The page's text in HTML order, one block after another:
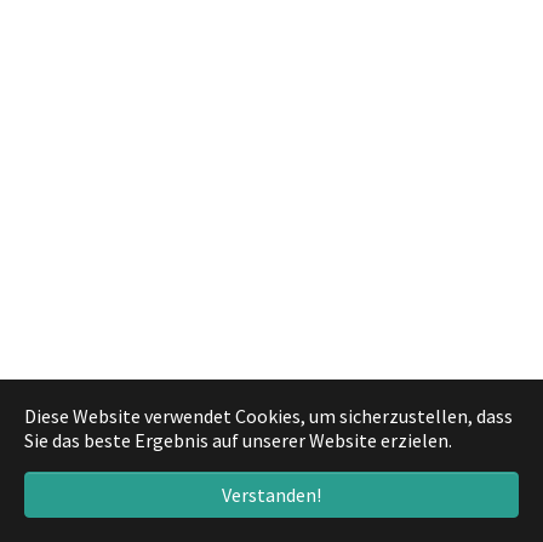
Diese Website verwendet Cookies, um sicherzustellen, dass
Sie das beste Ergebnis auf unserer Website erzielen.
Verstanden!